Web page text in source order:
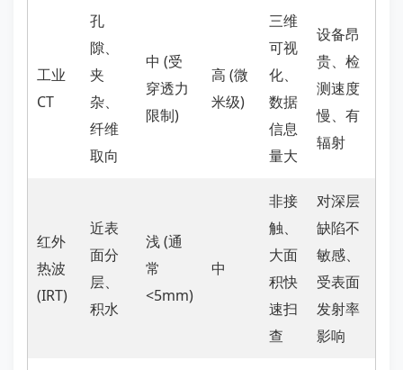
工业
CT
孔
隙、
夹
杂、
纤维
取向
中 (受
穿透力
限制)
高 (微
米级)
三维
可视
化、
数据
信息
量大
设备昂
贵、检
测速度
慢、有
辐射
红外
热波
(IRT)
近表
面分
层、
积水
浅 (通
常
<5mm)
中
非接
触、
大面
积快
速扫
查
对深层
缺陷不
敏感、
受表面
发射率
影响